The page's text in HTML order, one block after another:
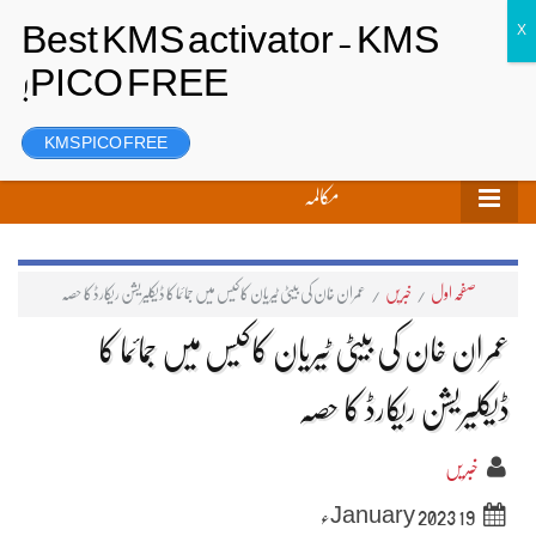
رجسٹر
مکالمہ
صفحہ اول / خبریں / عمران خان کی بیٹی ٹیریان کاکیس میں جمائما کا ڈیکلیریشن ریکارڈ کا حصّہ
عمران خان کی بیٹی ٹیریان کاکیس میں جمائما کا
ڈیکلیریشن ریکارڈ کا حصّہ
خبریں
19 January 2023ء
KMS PICO FREE